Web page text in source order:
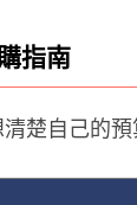
指南
楚自己的